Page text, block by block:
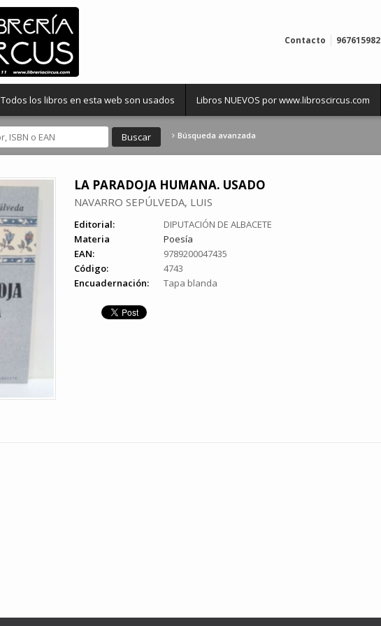
Contacto 967615982
Todos los libros en esta web son usados Libros NUEVOS por www.libroscircus.com
Búsqueda avanzada
LA PARADOJA HUMANA. USADO
NAVARRO SEPÚLVEDA, LUIS
Editorial:
DIPUTACIÓN DE ALBACETE
Materia
Poesía
EAN:
9789200047435
Código:
4743
Encuadernación:
Tapa blanda